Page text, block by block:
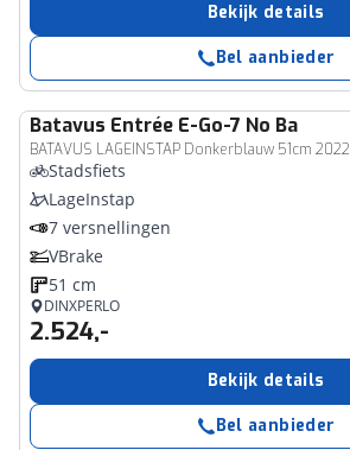
Bekijk details
Bel aanbieder
Batavus Entrée E-Go-7 No Ba
BATAVUS LAGEINSTAP Donkerblauw 51cm 2022
Stadsfiets
LageInstap
7 versnellingen
VBrake
51 cm
DINXPERLO
2.524,-
Bekijk details
Bel aanbieder